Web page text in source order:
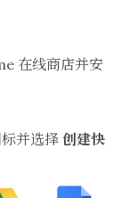
在线商店并安
并选择创建快